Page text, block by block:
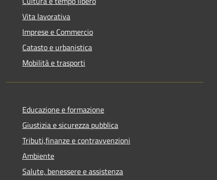
Vita lavorativa
Imprese e Commercio
Catasto e urbanistica
Mobilità e trasporti
Educazione e formazione
Giustizia e sicurezza pubblica
Tributi,finanze e contravvenzioni
Ambiente
Salute, benessere e assistenza